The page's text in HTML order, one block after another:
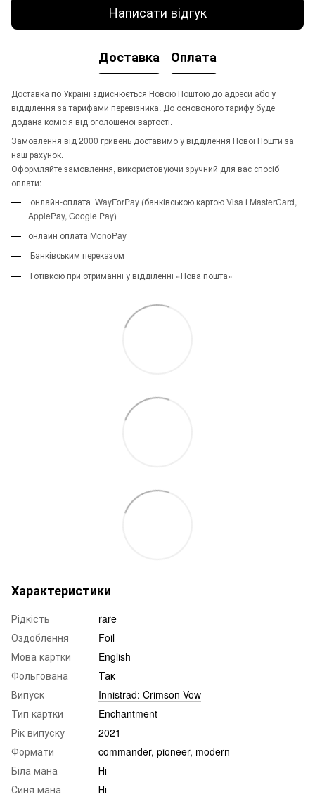
Написати відгук
Доставка Оплата
Доставка по Україні здійснюється Новою Поштою до адреси або у
відділення за тарифами перевізника. До основоного тарифу буде
додана комісія від оголошеної вартості.
Замовлення від 2000 гривень доставимо у відділення Нової Пошти за
наш рахунок.
Оформляйте замовлення, використовуючи зручний для вас спосіб
оплати:
онлайн-оплата WayForPay (банківською картою Visa і MasterCard,
ApplePay, Google Pay)
онлайн оплата MonoPay
Банківським переказом
Готівкою при отриманні у відділенні «Нова пошта»
Характеристики
Рідкість
rare
Оздоблення
Foil
Мова картки
English
Фольгована
Так
Випуск
Innistrad: Crimson Vow
Тип картки
Enchantment
Рік випуску
2021
Формати
commander, pioneer, modern
Біла мана
Ні
Синя мана
Ні